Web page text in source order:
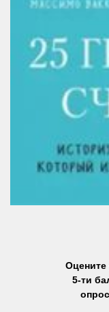
Личный кабинет
Версия для
Оцените
5-ти